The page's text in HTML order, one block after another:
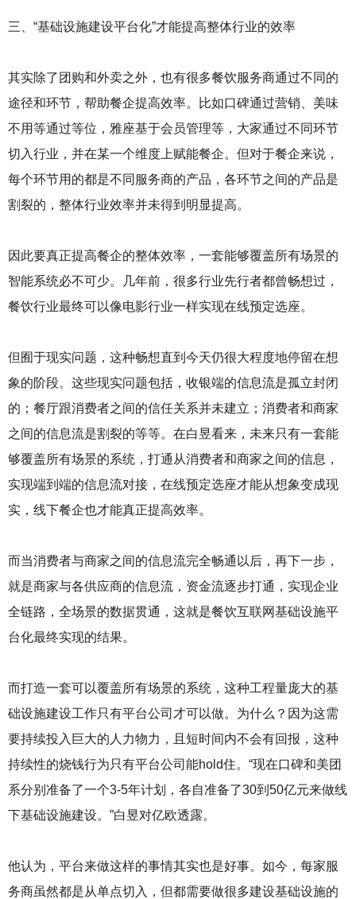
三、“基础设施建设平台化”才能提高整体行业的效率
其实除了团购和外卖之外，也有很多餐饮服务商通过不同的
途径和环节，帮助餐企提高效率。比如口碑通过营销、美味
不用等通过等位，雅座基于会员管理等，大家通过不同环节
切入行业，并在某一个维度上赋能餐企。但对于餐企来说，
每个环节用的都是不同服务商的产品，各环节之间的产品是
割裂的，整体行业效率并未得到明显提高。
因此要真正提高餐企的整体效率，一套能够覆盖所有场景的
智能系统必不可少。几年前，很多行业先行者都曾畅想过，
餐饮行业最终可以像电影行业一样实现在线预定选座。
但囿于现实问题，这种畅想直到今天仍很大程度地停留在想
象的阶段。这些现实问题包括，收银端的信息流是孤立封闭
的；餐厅跟消费者之间的信任关系并未建立；消费者和商家
之间的信息流是割裂的等等。在白昱看来，未来只有一套能
够覆盖所有场景的系统，打通从消费者和商家之间的信息，
实现端到端的信息流对接，在线预定选座才能从想象变成现
实，线下餐企也才能真正提高效率。
而当消费者与商家之间的信息流完全畅通以后，再下一步，
就是商家与各供应商的信息流，资金流逐步打通，实现企业
全链路，全场景的数据贯通，这就是餐饮互联网基础设施平
台化最终实现的结果。
而打造一套可以覆盖所有场景的系统，这种工程量庞大的基
础设施建设工作只有平台公司才可以做。为什么？因为这需
要持续投入巨大的人力物力，且短时间内不会有回报，这种
持续性的烧钱行为只有平台公司能hold住。“现在口碑和美团
系分别准备了一个3-5年计划，各自准备了30到50亿元来做线
下基础设施建设。”白昱对亿欧透露。
他认为，平台来做这样的事情其实也是好事。如今，每家服
务商虽然都是从单点切入，但都需要做很多建设基础设施的